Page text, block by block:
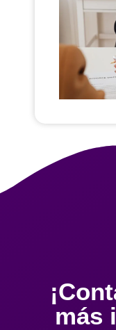
más